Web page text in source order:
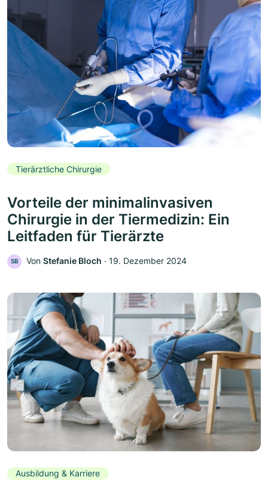
Tierärztliche Chirurgie
Vorteile der minimalinvasiven
Chirurgie in der Tiermedizin: Ein
Leitfaden für Tierärzte
SB Von Stefanie Bloch ‧ 19. Dezember 2024
Ausbildung & Karriere